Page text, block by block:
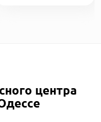
центра